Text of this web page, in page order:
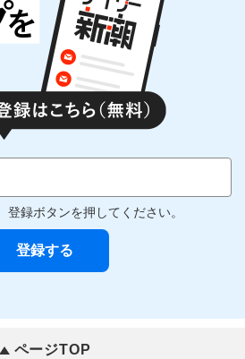
登録ボタンを押してください。
ページTOP